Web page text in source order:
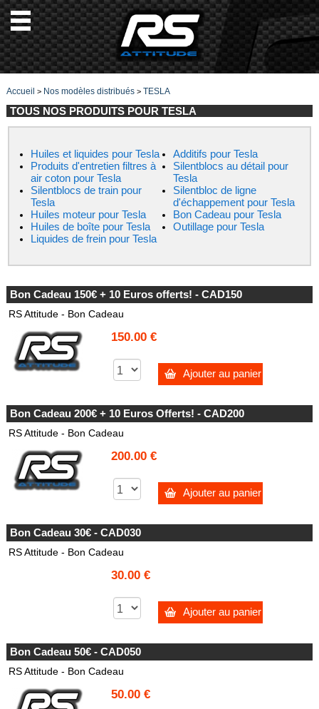
Accueil > Nos modèles distribués> TESLA
TOUS NOS PRODUITS POUR TESLA
Huiles et liquides pour Tesla
Produits d'entretien filtres à
air coton pour Tesla
Silentblocs de train pour
Tesla
Huiles moteur pour Tesla
Huiles de boîte pour Tesla
Liquides de frein pour Tesla
Additifs pour Tesla
Silentblocs au détail pour
Tesla
Silentbloc de ligne
d'échappement pour Tesla
Bon Cadeau pour Tesla
Outillage pour Tesla
Bon Cadeau 150€ + 10 Euros offerts! - CAD150
RS Attitude - Bon Cadeau
150.00 €
Ajouter au panier
Bon Cadeau 200€ + 10 Euros Offerts! - CAD200
RS Attitude - Bon Cadeau
200.00 €
Ajouter au panier
Bon Cadeau 30€ - CAD030
RS Attitude - Bon Cadeau
30.00 €
Ajouter au panier
Bon Cadeau 50€ - CAD050
RS Attitude - Bon Cadeau
50.00 €